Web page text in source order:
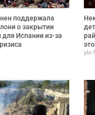
поддержала
о закрытии
Испании из-за